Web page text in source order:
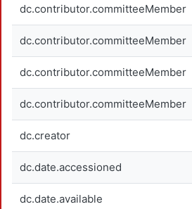
dc.contributor.committeeMember
dc.contributor.committeeMember
dc.contributor.committeeMember
dc.contributor.committeeMember
dc.creator
dc.date.accessioned
dc.date.available